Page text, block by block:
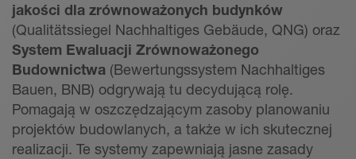
jakości dla zrównoważonych budynków
(Qualitätssiegel Nachhaltiges Gebäude, QNG) oraz
System Ewaluacji Zrównoważonego
Budownictwa (Bewertungssystem Nachhaltiges
Bauen, BNB) odgrywają tu decydującą rolę.
Pomagają w oszczędzającym zasoby planowaniu
projektów budowlanych, a także w ich skutecznej
realizacji. Te systemy zapewniają jasne zasady